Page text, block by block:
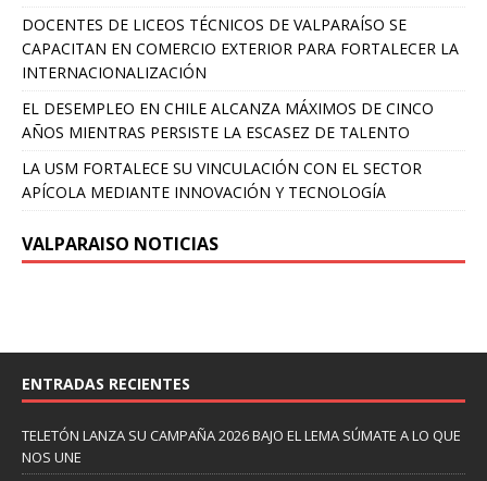
DOCENTES DE LICEOS TÉCNICOS DE VALPARAÍSO SE
CAPACITAN EN COMERCIO EXTERIOR PARA FORTALECER LA
INTERNACIONALIZACIÓN
EL DESEMPLEO EN CHILE ALCANZA MÁXIMOS DE CINCO
AÑOS MIENTRAS PERSISTE LA ESCASEZ DE TALENTO
LA USM FORTALECE SU VINCULACIÓN CON EL SECTOR
APÍCOLA MEDIANTE INNOVACIÓN Y TECNOLOGÍA
VALPARAISO NOTICIAS
ENTRADAS RECIENTES
TELETÓN LANZA SU CAMPAÑA 2026 BAJO EL LEMA SÚMATE A LO QUE
NOS UNE